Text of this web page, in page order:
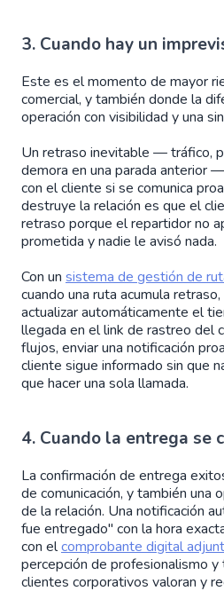
3. Cuando hay un
Este es el momento de mayor
comercial, y también donde la
operación con visibilidad y una
Un retraso inevitable — tráfico,
demora en una parada anterior
con el cliente si se comunica
destruye la relación es que el
retraso porque el repartidor no
prometida y nadie le avisó nada.
Con un sistema de gestión de
cuando una ruta acumula
actualizar automáticamente el
llegada en el link de rastreo del
flujos, enviar una notificación
cliente sigue informado sin que
que hacer una sola llamada.
4. Cuando la entrega se
La confirmación de entrega
de comunicación, y también una
de la relación. Una notificación
fue entregado" con la hora
con elcomprobante digital
percepción de profesionalismo
clientes corporativos valoran y